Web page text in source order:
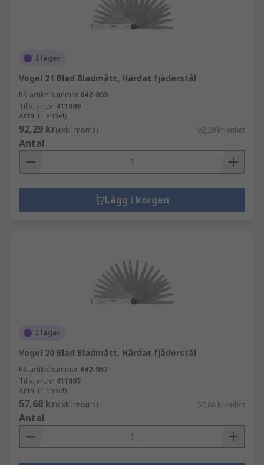
I lager
Vogel 21 Blad Bladmått, Härdat fjäderstål
RS-artikelnummer 642-059
Tillv. art.nr 411009
Antal (1 enhet)
92,29 kr(exkl. moms) 92,29 kr/enhet
Antal
Lägg i korgen
I lager
Vogel 20 Blad Bladmått, Härdat fjäderstål
RS-artikelnummer 642-057
Tillv. art.nr 411007
Antal (1 enhet)
57,68 kr(exkl. moms) 57,68 kr/enhet
Antal